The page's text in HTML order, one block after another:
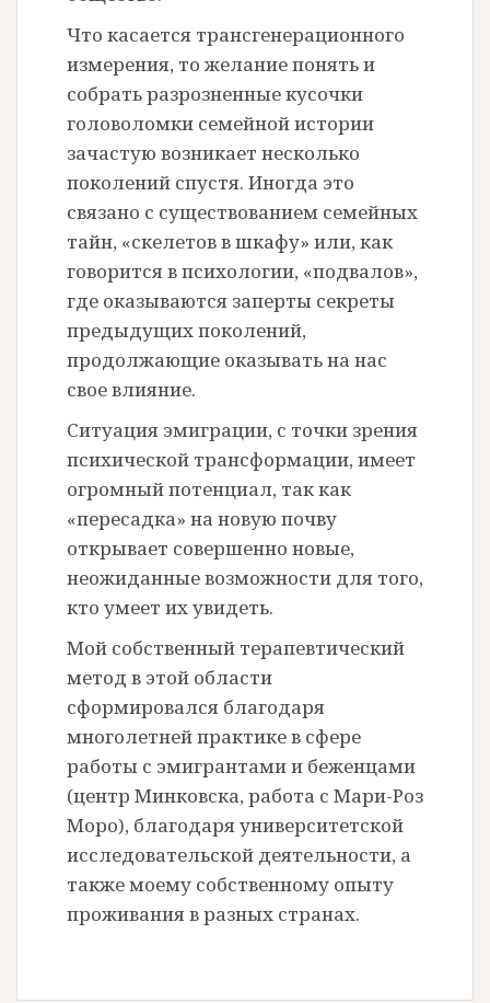
Что касается трансгенерационного
измерения, то желание понять и
собрать разрозненные кусочки
головоломки семейной истории
зачастую возникает несколько
поколений спустя. Иногда это
связано с существованием семейных
тайн, «скелетов в шкафу» или, как
говорится в психологии, «подвалов»,
где оказываются заперты секреты
предыдущих поколений,
продолжающие оказывать на нас
свое влияние.
Ситуация эмиграции, с точки зрения
психической трансформации, имеет
огромный потенциал, так как
«пересадка» на новую почву
открывает совершенно новые,
неожиданные возможности для того,
кто умеет их увидеть.
Мой собственный терапевтический
метод в этой области
сформировался благодаря
многолетней практике в сфере
работы с эмигрантами и беженцами
(центр Минковска, работа с Мари-Роз
Моро), благодаря университетской
исследовательской деятельности, а
также моему собственному опыту
проживания в разных странах.